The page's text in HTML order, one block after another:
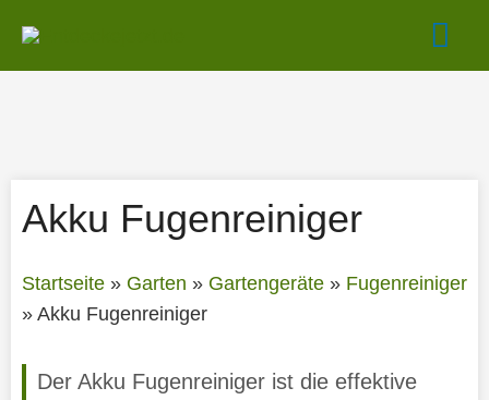
Inhalt
springen
Akku Fugenreiniger
Startseite» Garten » Gartengeräte» Fugenreiniger
» Akku Fugenreiniger
Der Akku Fugenreiniger ist die effektive